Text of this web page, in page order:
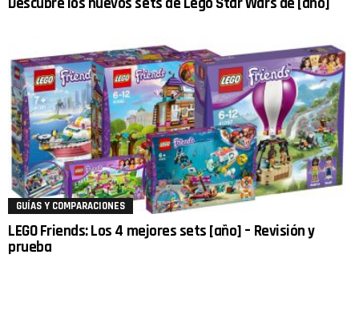
GUÍAS Y COMPARACIONES
LEGO Friends: Los 4 mejores sets [año] – Revisión y
prueba